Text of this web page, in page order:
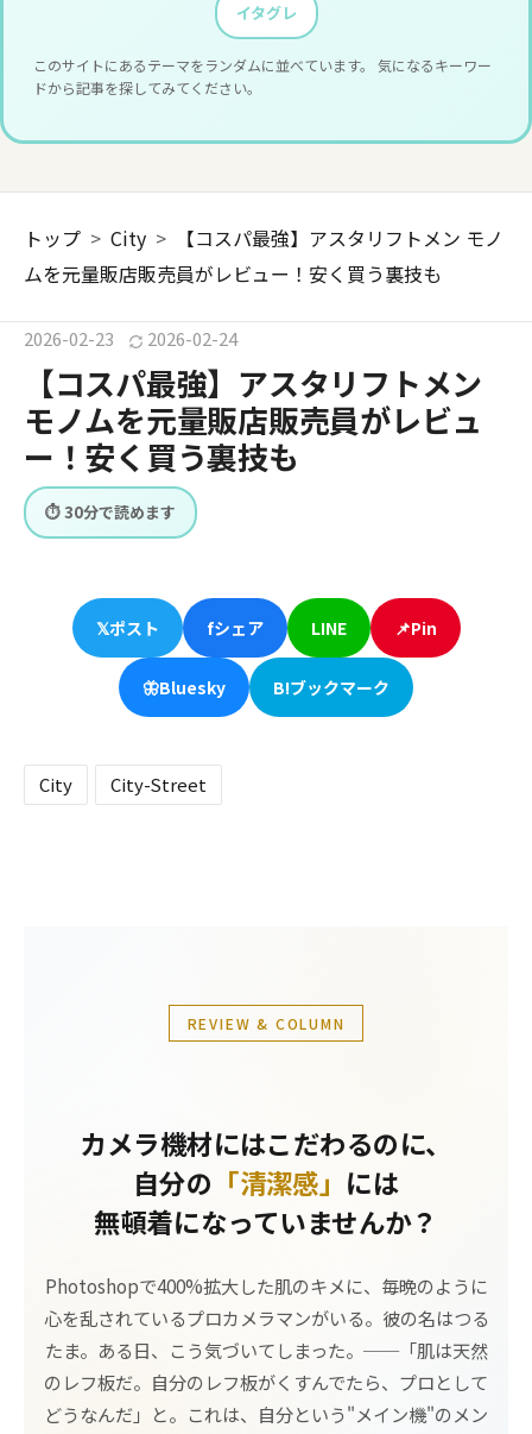
イタグレ
このサイトにあるテーマをランダムに並べています。 気になるキーワー
ドから記事を探してみてください。
トップ > City >
【コスパ最強】アスタリフトメン モノ
ムを元量販店販売員がレビュー！安く買う裏技も
2026-02-23 2026-02-24
【コスパ最強】アスタリフトメン
モノムを元量販店販売員がレビュ
ー！安く買う裏技も
⏱ 30分で読めます
𝕏ポスト fシェア LINE 📌Pin
🦋Bluesky B!ブックマーク
City City-Street
REVIEW & COLUMN
カメラ機材にはこだわるのに、
自分の 「清潔感」 には
無頓着になっていませんか？
Photoshopで400%拡大した肌のキメに、毎晩のように
心を乱されているプロカメラマンがいる。彼の名はつる
たま。ある日、こう気づいてしまった。──「肌は天然
のレフ板だ。自分のレフ板がくすんでたら、プロとして
どうなんだ」と。これは、自分という"メイン機"のメン